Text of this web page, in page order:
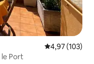
Priemerné
4,97 (103)
le Port